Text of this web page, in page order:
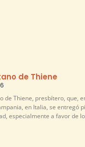
de Thiene
de Thiene, presbítero, que,
en Italia, se entregó
especialmente a favor de